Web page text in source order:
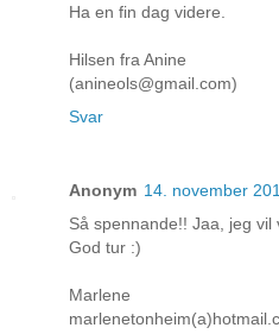
Ha en fin dag videre.
Hilsen fra Anine
(anineols@gmail.com)
Svar
Anonym 14. november
Så spennande!! Jaa, jeg
God tur :)
Marlene